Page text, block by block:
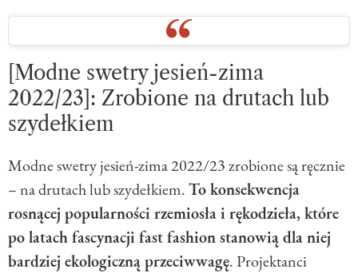
[Modne swetry jesień-zima
2022/23]: Zrobione na drutach lub
szydełkiem
Modne swetry jesień-zima 2022/23 zrobione są ręcznie
– na drutach lub szydełkiem.To konsekwencja
rosnącej popularności rzemiosła i rękodzieła, które
po latach fascynacji fast fashion stanowią dla niej
bardziej ekologiczną przeciwwagę. Projektanci